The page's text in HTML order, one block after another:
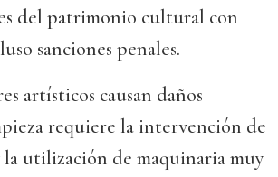
del patrimonio cultural con
sanciones penales.
artísticos causan daños
requiere la intervención de
utilización de maquinaria muy